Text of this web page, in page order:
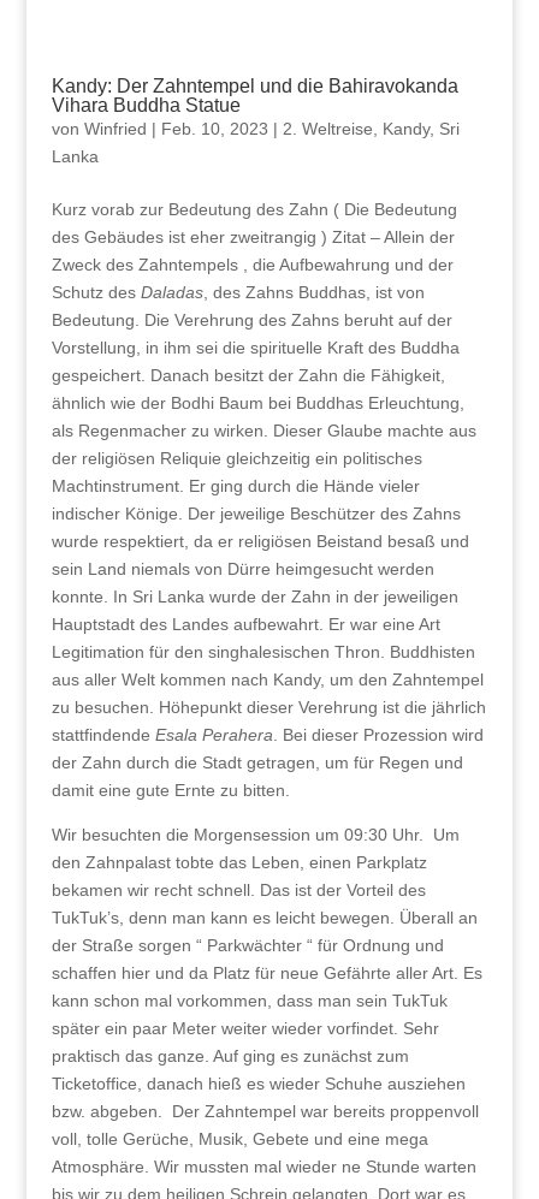
Kandy: Der Zahntempel und die Bahiravokanda
Vihara Buddha Statue
von Winfried | Feb. 10, 2023 | 2. Weltreise Kandy, Sri
Lanka
Kurz vorab zur Bedeutung des Zahn ( Die Bedeutung
des Gebäudes ist eher zweitrangig ) Zitat – Allein der
Zweck des Zahntempels , die Aufbewahrung und der
Schutz des Daladas, des Zahns Buddhas, ist von
Bedeutung. Die Verehrung des Zahns beruht auf der
Vorstellung, in ihm sei die spirituelle Kraft des Buddha
gespeichert. Danach besitzt der Zahn die Fähigkeit,
ähnlich wie der Bodhi Baum bei Buddhas Erleuchtung,
als Regenmacher zu wirken. Dieser Glaube machte aus
der religiösen Reliquie gleichzeitig ein politisches
Machtinstrument. Er ging durch die Hände vieler
indischer Könige. Der jeweilige Beschützer des Zahns
wurde respektiert, da er religiösen Beistand besaß und
sein Land niemals von Dürre heimgesucht werden
konnte. In Sri Lanka wurde der Zahn in der jeweiligen
Hauptstadt des Landes aufbewahrt. Er war eine Art
Legitimation für den singhalesischen Thron. Buddhisten
aus aller Welt kommen nach Kandy, um den Zahntempel
zu besuchen. Höhepunkt dieser Verehrung ist die jährlich
stattfindende Esala Perahera . Bei dieser Prozession wird
der Zahn durch die Stadt getragen, um für Regen und
damit eine gute Ernte zu bitten.
Wir besuchten die Morgensession um 09:30 Uhr. Um
den Zahnpalast tobte das Leben, einen Parkplatz
bekamen wir recht schnell. Das ist der Vorteil des
TukTuk’s, denn man kann es leicht bewegen. Überall an
der Straße sorgen “ Parkwächter “ für Ordnung und
schaffen hier und da Platz für neue Gefährte aller Art. Es
kann schon mal vorkommen, dass man sein TukTuk
später ein paar Meter weiter wieder vorfindet. Sehr
praktisch das ganze. Auf ging es zunächst zum
Ticketoffice, danach hieß es wieder Schuhe ausziehen
bzw. abgeben. Der Zahntempel war bereits proppenvoll
voll, tolle Gerüche, Musik, Gebete und eine mega
Atmosphäre. Wir mussten mal wieder ne Stunde warten
bis wir zu dem heiligen Schrein gelangten. Dort war es